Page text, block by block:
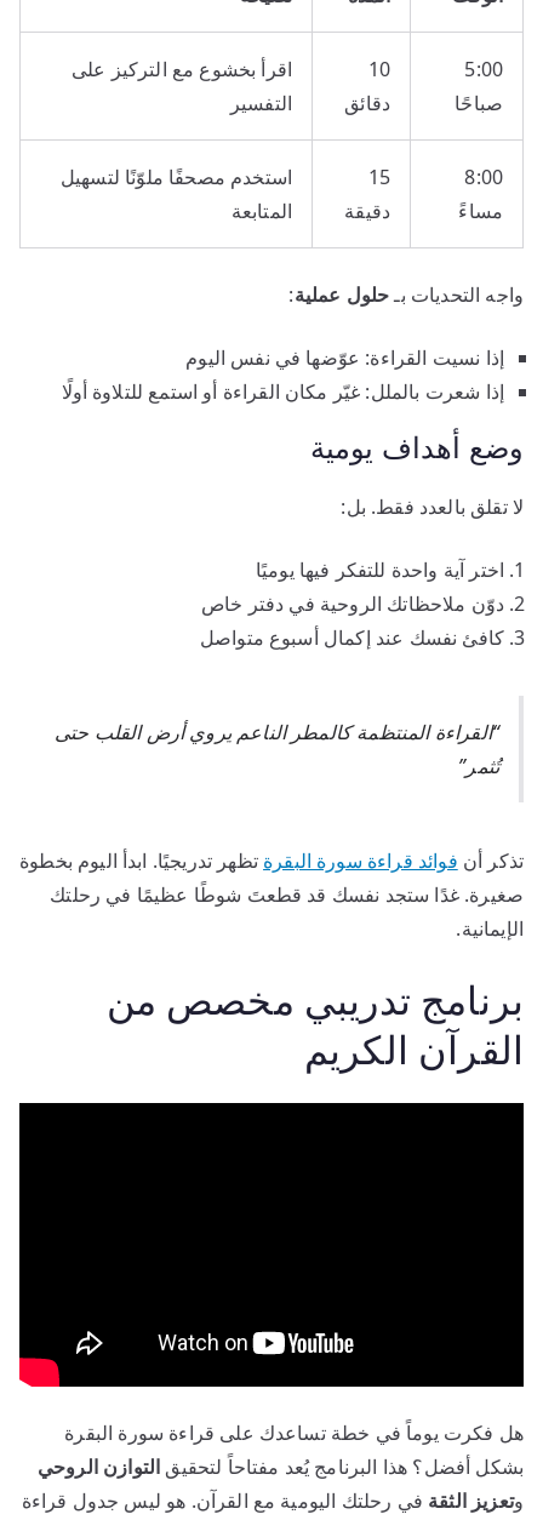
5:00
صباحًا
10
دقائق
اقرأ بخشوع مع التركيز على
التفسير
8:00
مساءً
15
دقيقة
استخدم مصحفًا ملوّنًا لتسهيل
المتابعة
واجه التحديات بـحلول عملية:
إذا نسيت القراءة: عوّضها في نفس اليوم
إذا شعرت بالملل: غيّر مكان القراءة أو استمع للتلاوة أولًا
وضع أهداف يومية
لا تقلق بالعدد فقط. بل:
اختر آية واحدة للتفكر فيها يوميًا
دوّن ملاحظاتك الروحية في دفتر خاص
كافئ نفسك عند إكمال أسبوع متواصل
“القراءة المنتظمة كالمطر الناعم يروي أرض القلب حتى
تُثمر”
تذكر أن فوائد قراءة سورة البقرة تظهر تدريجيًا. ابدأ اليوم بخطوة
صغيرة. غدًا ستجد نفسك قد قطعتَ شوطًا عظيمًا في رحلتك
الإيمانية.
برنامج تدريبي مخصص من
القرآن الكريم
هل فكرت يوماً في خطة تساعدك على قراءة سورة البقرة
بشكل أفضل؟ هذا البرنامج يُعد مفتاحاً لتحقيق التوازن الروحي
وتعزيز الثقة في رحلتك اليومية مع القرآن. هو ليس جدول قراءة